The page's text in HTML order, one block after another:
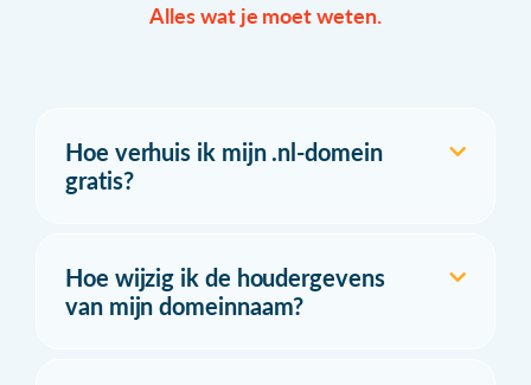
Alles wat je moet weten.
Hoe verhuis ik mijn .nl-domein
gratis?
Hoe wijzig ik de houdergevens
van mijn domeinnaam?